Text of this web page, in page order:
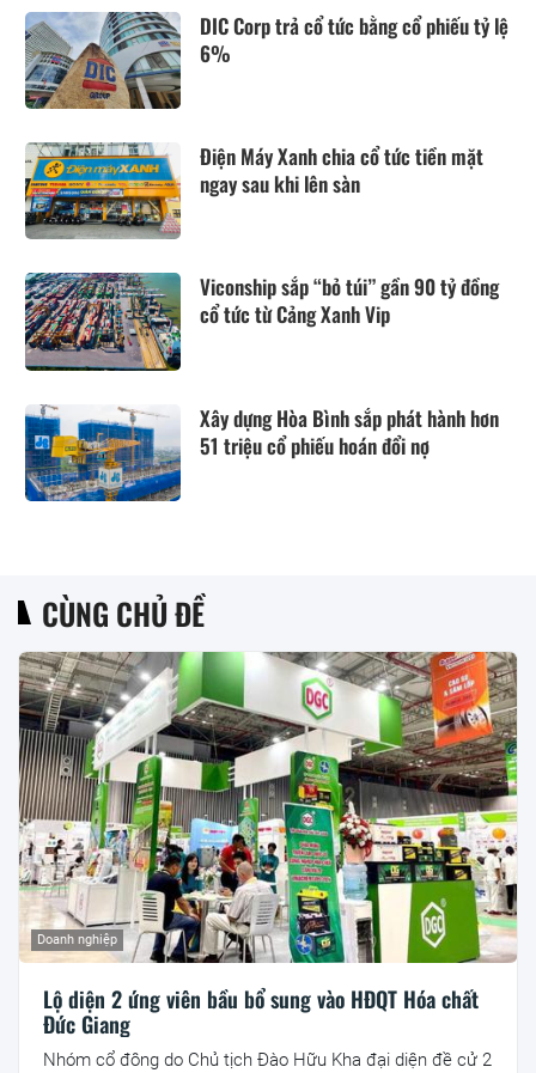
DIC Corp trả cổ tức bằng cổ phiếu tỷ lệ
6%
Điện Máy Xanh chia cổ tức tiền mặt
ngay sau khi lên sàn
Viconship sắp “bỏ túi” gần 90 tỷ đồng
cổ tức từ Cảng Xanh Vip
Xây dựng Hòa Bình sắp phát hành hơn
51 triệu cổ phiếu hoán đổi nợ
CÙNG CHỦ ĐỀ
Lộ diện 2 ứng viên bầu bổ sung vào HĐQT Hóa chất
Đức Giang
Doanh nghiệp
Nhóm cổ đông do Chủ tịch Đào Hữu Kha đại diện đề cử 2